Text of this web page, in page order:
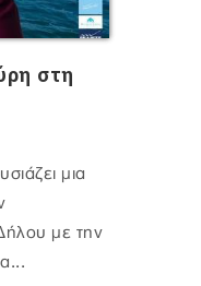
στη
μια
με την